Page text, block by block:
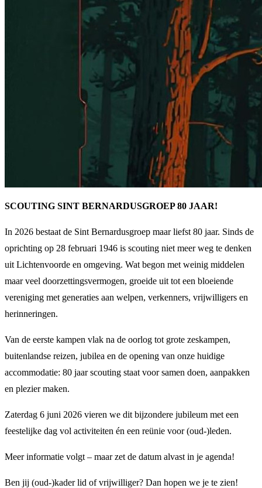
SCOUTING SINT BERNARDUSGROEP 80 JAAR!
In 2026 bestaat de Sint Bernardusgroep maar liefst 80 jaar. Sinds de
oprichting op 28 februari 1946 is scouting niet meer weg te denken
uit Lichtenvoorde en omgeving. Wat begon met weinig middelen
maar veel doorzettingsvermogen, groeide uit tot een bloeiende
vereniging met generaties aan welpen, verkenners, vrijwilligers en
herinneringen.
Van de eerste kampen vlak na de oorlog tot grote zeskampen,
buitenlandse reizen, jubilea en de opening van onze huidige
accommodatie: 80 jaar scouting staat voor samen doen, aanpakken
en plezier maken.
Zaterdag 6 juni 2026 vieren we dit bijzondere jubileum met een
feestelijke dag vol activiteiten én een reünie voor (oud-)leden.
Meer informatie volgt – maar zet de datum alvast in je agenda!
Ben jij (oud-)kader lid of vrijwilliger? Dan hopen we je te zien!